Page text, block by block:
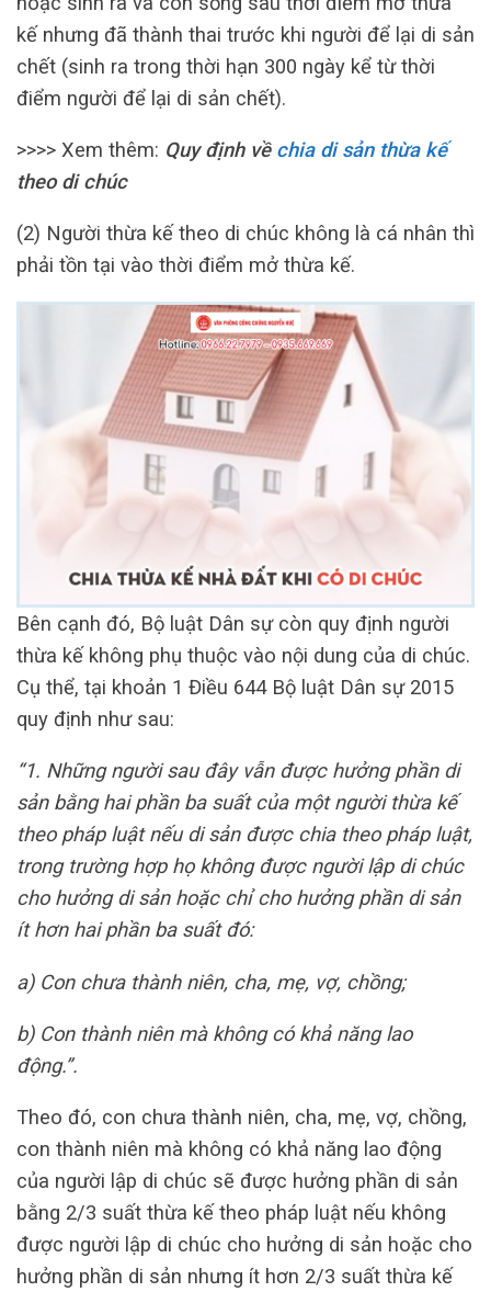
kế nhưng đã thành thai trước khi người để lại di sản
chết (sinh ra trong thời hạn 300 ngày kể từ thời
điểm người để lại di sản chết).
>>>> Xem thêm: Quy định về chia di sản thừa kế
theo di chúc
(2) Người thừa kế theo di chúc không là cá nhân thì
phải tồn tại vào thời điểm mở thừa kế.
Bên cạnh đó, Bộ luật Dân sự còn quy định người
thừa kế không phụ thuộc vào nội dung của di chúc.
Cụ thể, tại khoản 1 Điều 644 Bộ luật Dân sự 2015
quy định như sau:
“1. Những người sau đây vẫn được hưởng phần di
sản bằng hai phần ba suất của một người thừa kế
theo pháp luật nếu di sản được chia theo pháp luật,
trong trường hợp họ không được người lập di chúc
cho hưởng di sản hoặc chỉ cho hưởng phần di sản
ít hơn hai phần ba suất đó:
a) Con chưa thành niên, cha, mẹ, vợ, chồng;
b) Con thành niên mà không có khả năng lao
động.”.
Theo đó, con chưa thành niên, cha, mẹ, vợ, chồng,
con thành niên mà không có khả năng lao động
của người lập di chúc sẽ được hưởng phần di sản
bằng 2/3 suất thừa kế theo pháp luật nếu không
được người lập di chúc cho hưởng di sản hoặc cho
hưởng phần di sản nhưng ít hơn 2/3 suất thừa kế